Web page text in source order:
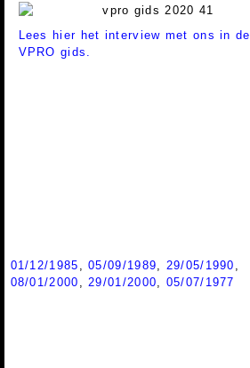
Lees hier het interview met ons in de
VPRO gids.
01/12/1985 ,05/09/1989 29/05/1990
08/01/2000
29/01/2000
05/07/1977